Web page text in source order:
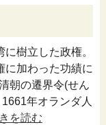
樹立した政権。
に加わった功績に
朝の遷界令(せん
年オランダ人
を読む